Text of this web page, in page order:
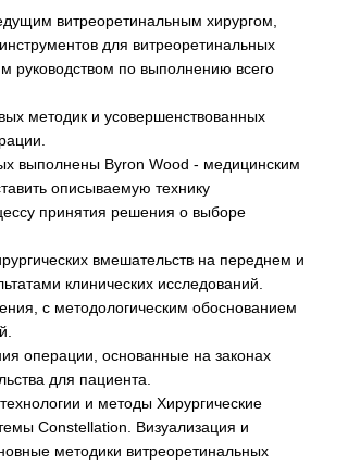
витреоретинальным хирургом,
для витреоретинальных
руководством по выполнению всего
методик и усовершенствованных
выполнены Byron Wood - медицинским
описываемую технику
принятия решения о выборе
вмешательств на переднем и
клинических исследований.
с методологическим обоснованием
операции, основанные на законах
для пациента.
и методы Хирургические
Constellation. Визуализация и
методики витреоретинальных